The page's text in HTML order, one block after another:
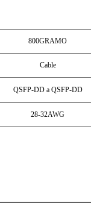
800GRAMO
Cable
QSFP-DD a QSFP-DD
28-32AWG